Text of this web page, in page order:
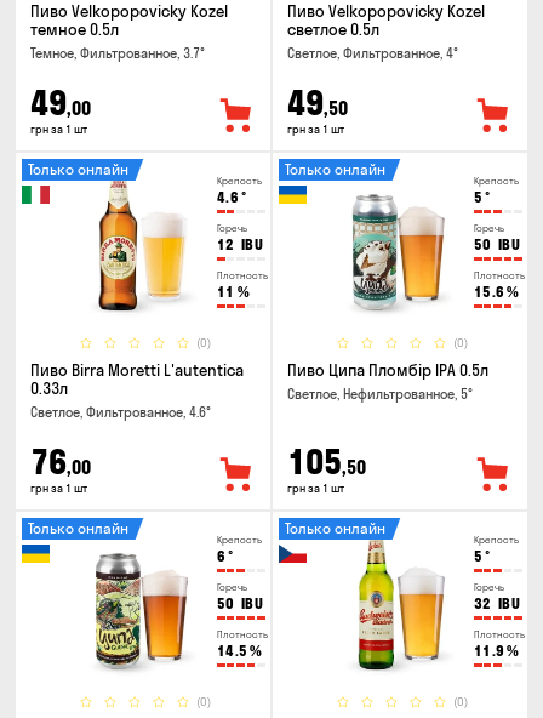
Пиво Velkopopovicky Kozel
темное 0.5л
Темное, Фильтрованное, 3.7°
49,00
грн за 1 шт
Пиво Velkopopovicky Kozel
светлое 0.5л
Светлое, Фильтрованное, 4°
49,50
грн за 1 шт
Крепость
4.6 °
Горечь
12 IBU
Плотность
11 %
(0)
Только онлайн
Пиво Birra Moretti L'autentica
0.33л
Светлое, Фильтрованное, 4.6°
76,00
грн за 1 шт
Крепость
5 °
Горечь
50 IBU
Плотность
15.6 %
(0)
Только онлайн
Пиво Ципа Пломбір IPA 0.5л
Светлое, Нефильтрованное, 5°
105,50
грн за 1 шт
Крепость
6 °
Горечь
50 IBU
Плотность
14.5 %
(0)
Только онлайн
Крепость
5 °
Горечь
32 IBU
Плотность
11.9 %
(0)
Только онлайн